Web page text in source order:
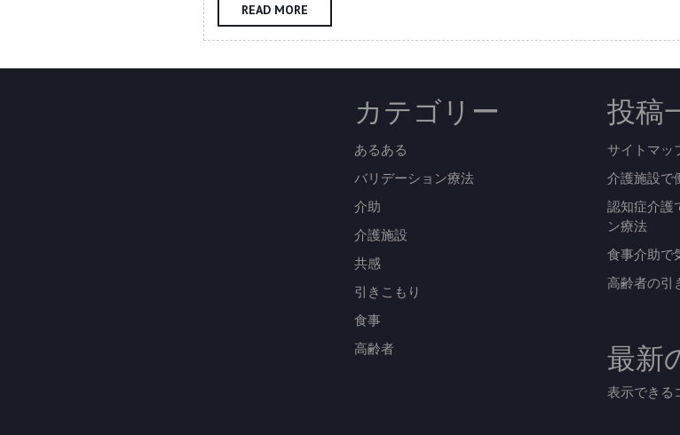
く
護
士
あ
る
あ
る
READ MOREREAD
MORE
カテゴリー
あるある
バリデーション療法
介助
介護施設
共感
引きこもり
食事
高齢者
投稿
サイトマッ
介護施設で
認知症介護
ン療法
食事介助で
高齢者の引
最新
表示できる